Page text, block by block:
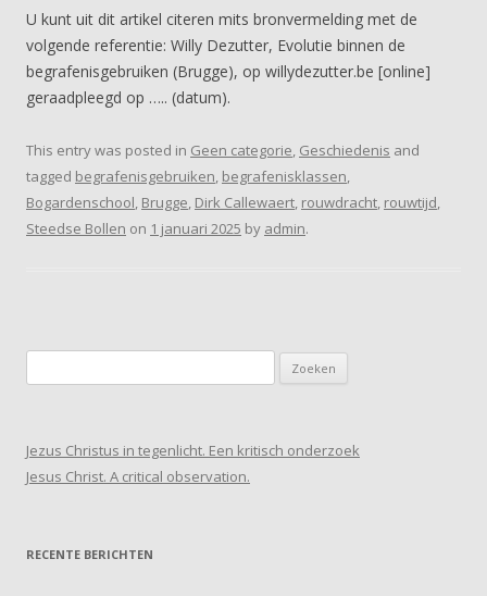
U kunt uit dit artikel citeren mits bronvermelding met de
volgende referentie: Willy Dezutter, Evolutie binnen de
begrafenisgebruiken (Brugge), op willydezutter.be [online]
geraadpleegd op ….. (datum).
This entry was posted in Geen categorie, Geschiedenis and
tagged begrafenisgebruiken, begrafenisklassen,
Bogardenschool, Brugge, Dirk Callewaert, rouwdracht, rouwtijd,
Steedse Bollen on 1 januari 2025 by admin.
naar:
Jezus Christus in tegenlicht. Een kritisch onderzoek
Jesus Christ. A critical observation.
RECENTE BERICHTEN